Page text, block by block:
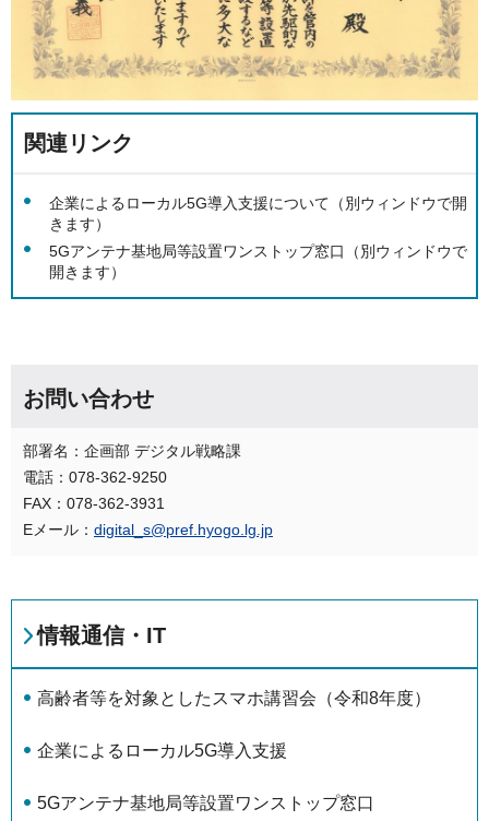
関連リンク
企業によるローカル5G導入支援について（別ウィンドウで開
きます）
5Gアンテナ基地局等設置ワンストップ窓口（別ウィンドウで
開きます）
お問い合わせ
部署名：企画部 デジタル戦略課
電話：078-362-9250
FAX：078-362-3931
Eメール： digital_s@pref.hyogo.lg.jp
情報通信・IT
高齢者等を対象としたスマホ講習会（令和8年度）
企業によるローカル5G導入支援
5Gアンテナ基地局等設置ワンストップ窓口